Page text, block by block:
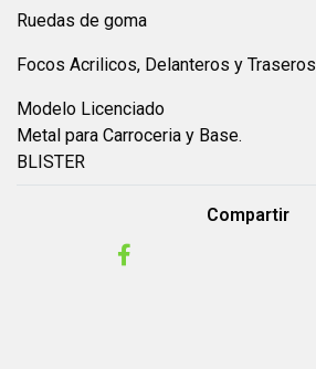
Ruedas de goma
Focos Acrilicos, Delanteros y Traseros
Modelo Licenciado
Metal para Carroceria y Base.
BLISTER
Compartir